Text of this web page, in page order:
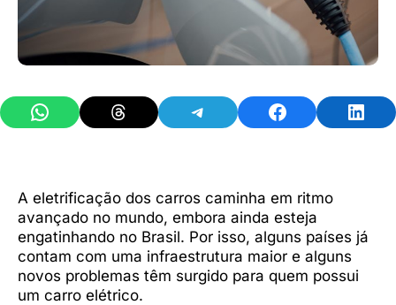
Share on WhatsAppShare on ThreadsShare on TelegramShare on Facebook
A eletrificação dos carros caminha em ritmo
avançado no mundo, embora ainda esteja
engatinhando no Brasil. Por isso, alguns países já
contam com uma infraestrutura maior e alguns
novos problemas têm surgido para quem possui
um carro elétrico.